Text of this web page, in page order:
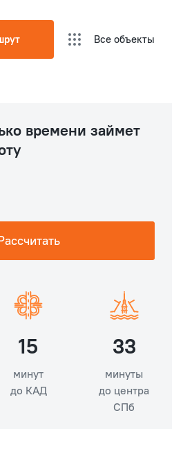
Все объекты
времени займет
15
минут
до КАД
33
минуты
до центра
СПб